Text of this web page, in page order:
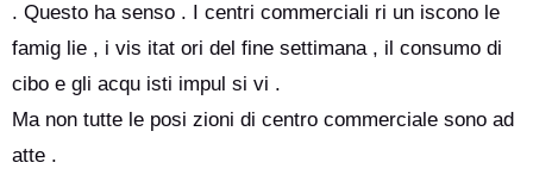
. Questo ha senso . I centri commerciali ri un iscono le
famig lie , i vis itat ori del fine settimana , il consumo di
cibo e gli acqu isti impul si vi .
Ma non tutte le posi zioni di centro commerciale sono ad
atte .